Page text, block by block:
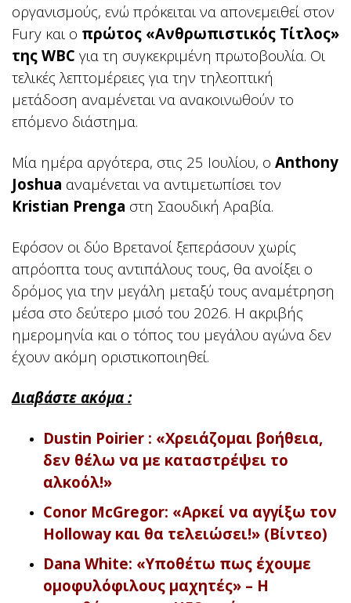
οργανισμούς, ενώ πρόκειται να απονεμειθεί στον
Fury και ο πρώτος «Ανθρωπιστικός Τίτλος»
της WBC για τη συγκεκριμένη πρωτοβουλία. Οι
τελικές λεπτομέρειες για την τηλεοπτική
μετάδοση αναμένεται να ανακοινωθούν το
επόμενο διάστημα.
Μία ημέρα αργότερα, στις 25 Ιουλίου, ο Anthony
Joshua αναμένεται να αντιμετωπίσει τον
Kristian Prenga στη Σαουδική Αραβία.
Εφόσον οι δύο Βρετανοί ξεπεράσουν χωρίς
απρόοπτα τους αντιπάλους τους, θα ανοίξει ο
δρόμος για την μεγάλη μεταξύ τους αναμέτρηση
μέσα στο δεύτερο μισό του 2026. Η ακριβής
ημερομηνία και ο τόπος του μεγάλου αγώνα δεν
έχουν ακόμη οριστικοποιηθεί.
Διαβάστε ακόμα :
Dustin Poirier : «Χρειάζομαι βοήθεια,
δεν θέλω να με καταστρέψει το
αλκοόλ!»
Conor McGregor: «Αρκεί να αγγίξω τον
Holloway και θα τελειώσει!» (Βίντεο)
Dana White: «Υποθέτω πως έχουμε
ομοφυλόφιλους μαχητές» – Η